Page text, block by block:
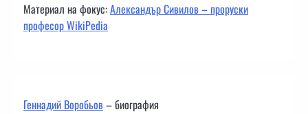
Материал на фокус:Александър Сивилов – проруски
професор WikiPedia
Геннадий Воробьов– биография